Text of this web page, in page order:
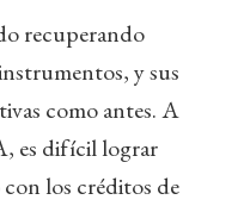
recuperando
y sus
como antes. A
es difícil lograr
los créditos de